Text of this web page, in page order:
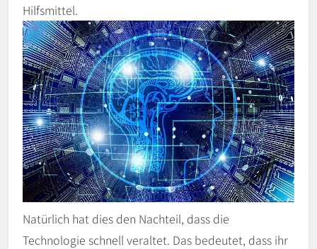
Hilfsmittel.
Natürlich hat dies den Nachteil, dass die
Technologie schnell veraltet. Das bedeutet, dass ihr